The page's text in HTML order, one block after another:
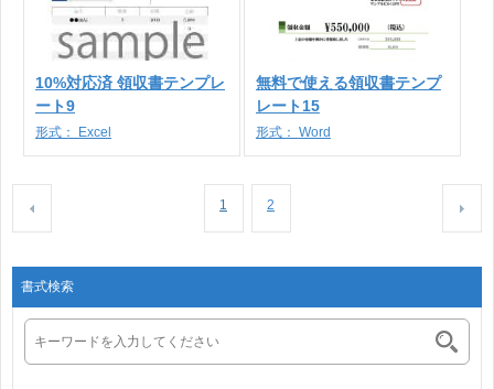
10%対応済 領収書テンプレ
ート9
形式： Excel
無料で使える領収書テンプ
レート15
形式： Word
1 2
書式検索